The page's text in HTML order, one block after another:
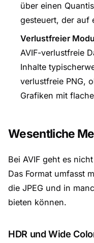
über einen
gesteuert, der auf
Verlustfreier
AVIF-verlustfreie
Inhalte
verlustfreie PNG,
Grafiken mit
Wesentliche
Bei AVIF geht es
Das Format umfasst
die JPEG und in
bieten können.
HDR und Wide